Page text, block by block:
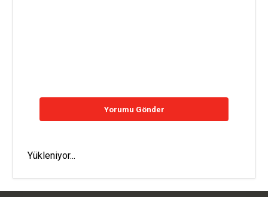
Yükleniyor...